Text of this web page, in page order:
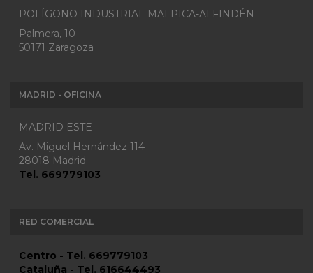
POLÍGONO INDUSTRIAL MALPICA-ALFINDÉN
Palmera, 10
50171 Zaragoza
MADRID - OFICINA
MADRID ESTE
Av. Miguel Hernández 114
28018 Madrid
Tel. 669779103
RED COMERCIAL
Centro - Tel. 669779103
Cataluña - Tel. 616644493